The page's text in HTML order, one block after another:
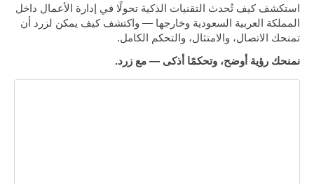
استكشف كيف تُحدث التقنيات الذكية تحولًا في إدارة الأعمال داخل
المملكة العربية السعودية وخارجها — واكتشف كيف يمكن لزرد أن
تمنحك الاتصال، والامتثال، والتحكم الكامل.
نمنحك رؤية أوضح، وتحكمًا أذكى — مع زرد.